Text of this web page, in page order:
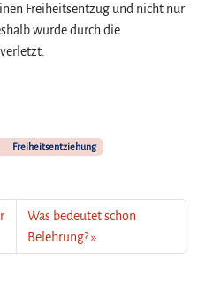
Freiheitsentzug und nicht nur
wurde durch die
Freiheitsentziehung
Was bedeutet schon
Belehrung?